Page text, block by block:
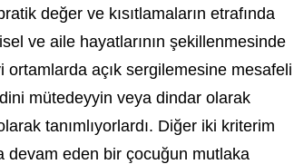
değer ve kısıtlamaların etrafında
ve aile hayatlarının şekillenmesinde
ortamlarda açık sergilemesine mesafeli
mütedeyyin veya dindar olarak
tanımlıyorlardı. Diğer iki kriterim
devam eden bir çocuğun mutlaka